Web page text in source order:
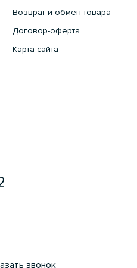
Возврат и обмен товара
Договор-оферта
Карта сайта
звонок